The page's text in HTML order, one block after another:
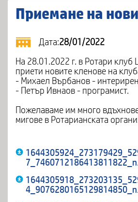
Приемане на
Дата:28/01/2022
На 28.01.2022 г. в Ротари клуб
приети новите кленове на
- Михаел Върбанов -
- Петър Ивнаов - програмист.
Пожелаваме им много
мигове в Ротарианската